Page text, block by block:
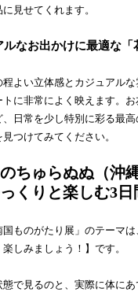
見せてくれます。
ルなお出かけに最適な「
よい立体感とカジュアル
に非常によく映えます。
日常を少し特別に彩る最
つけてみてください。
のちゅらぬぬ（沖
くりと楽しむ3日
ものがたり展」のテーマは
しみましょう！】です。
で見るのと、実際に体に